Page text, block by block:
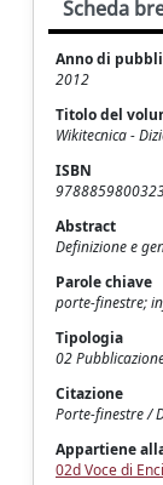
Scheda
Anno di
2012
Titolo del
Wikitecnica -
ISBN
Abstract
Definizione e
Parole chiave
porte-finestre;
Tipologia
02
Citazione
Porte-finestre /
Appartiene
02d Voce di